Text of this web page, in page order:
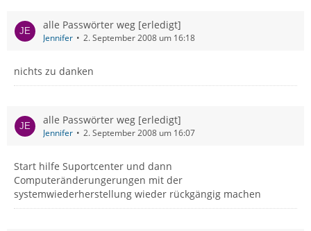
alle Passwörter weg [erledigt]
Jennifer 2. September 2008 um 16:18
nichts zu danken
alle Passwörter weg [erledigt]
Jennifer 2. September 2008 um 16:07
Start hilfe Suportcenter und dann
Computeränderungerungen mit der
systemwiederherstellung wieder rückgängig machen